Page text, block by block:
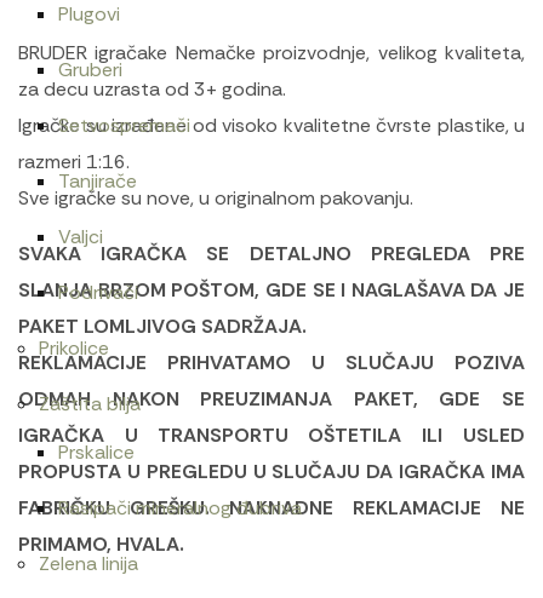
Plugovi
Gruberi
Setvospremači
Tanjirače
Valjci
Podrivači
Prikolice
Zaštita bilja
Prskalice
Rasipači mineralnog đubriva
Zelena linija
BRUDER igračake Nemačke proizvodnje, velikog kvaliteta,
za decu uzrasta od 3+ godina.
Igračke su izrađene od visoko kvalitetne čvrste plastike, u
razmeri 1:16.
Sve igračke su nove, u originalnom pakovanju.
SVAKA IGRAČKA SE DETALJNO PREGLEDA PRE
SLANJA BRZOM POŠTOM, GDE SE I NAGLAŠAVA DA JE
PAKET LOMLJIVOG SADRŽAJA.
REKLAMACIJE PRIHVATAMO U SLUČAJU POZIVA
ODMAH NAKON PREUZIMANJA PAKET, GDE SE
IGRAČKA U TRANSPORTU OŠTETILA ILI USLED
PROPUSTA U PREGLEDU U SLUČAJU DA IGRAČKA IMA
FABRIČKU GREŠKU. NAKNADNE REKLAMACIJE NE
PRIMAMO, HVALA.